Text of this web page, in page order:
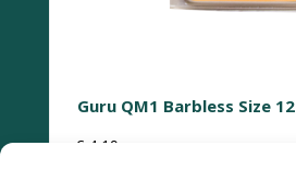
Guru QM1 Barbless Size 12
€ 4,19